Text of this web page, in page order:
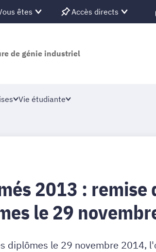
êtes Accès directs
de génie industriel
Vie étudiante
2013 : remise
le 29
diplômes le 29 novembre 2014,